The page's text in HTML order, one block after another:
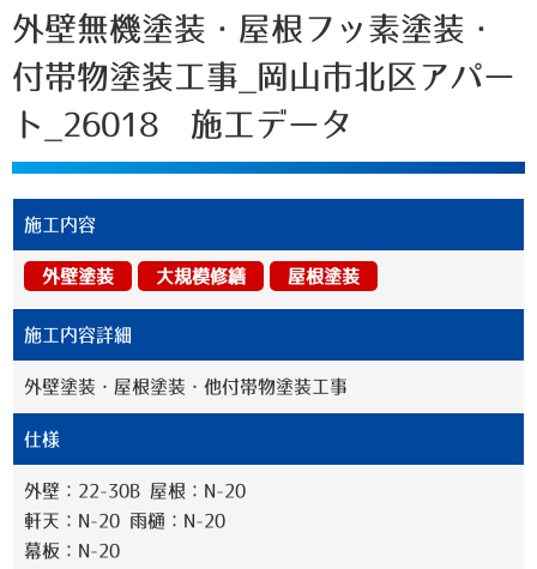
外壁無機塗装・屋根フッ素塗装・
付帯物塗装工事_岡山市北区アパー
ト_26018 施工データ
施工内容
外壁塗装 大規模修繕 屋根塗装
施工内容詳細
外壁塗装・屋根塗装・他付帯物塗装工事
仕様
外壁：22-30B 屋根：N-20
軒天：N-20 雨樋：N-20
幕板：N-20